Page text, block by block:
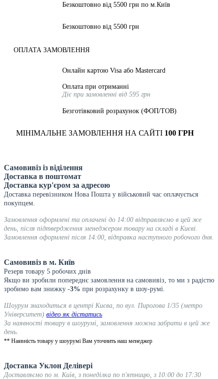
Безкоштовно від 5500 грн по м.Київ
Безкоштовно від 5500 грн
ОПЛАТА ЗАМОВЛЕННЯ
Онлайн картою Visa або Mastercard
Оплата при отриманні
Діє при замовленні від 595 грн
Безготівковий розрахунок (ФОП/ТОВ)
МІНІМАЛЬНЕ ЗАМОВЛЕННЯ НА САЙТІ 100 ГРН
Самовивіз із віділення
Доставка в поштомат
Доставка кур'єром за адресою
Доставка перевізником Нова Пошта у військовий час оплачується
покупцем.
Замовлення оформлені та оплачені до 14:00 відправляємо в цей же
день, після підтвердження менеджером товару на складі в Києві.
Замовлення оформлені після 14:00, відправка наступного робочого дня.
Самовивіз в м. Київ
Резерв товару 5 робочих днів
Якщо ви зробили попереднє замовлення на самовивіз, то ми з радістю
зробимо вам знижку -3% при розрахунку в шоу-румі.
Шоурум знаходиться в центрі Києва, по вул. Пирогова 1/35 (метро
Університет) відео як дістатись
За наявності товару в шоурумі, замовлення можна забрати в цей же
день.
** Наявність товару у шоурумі Вам уточнить наш менеджер
Доставка Уклон Делівері
Доставляємо по м. Київ, з понеділка по п'ятницю, з 10:00 до 17:30